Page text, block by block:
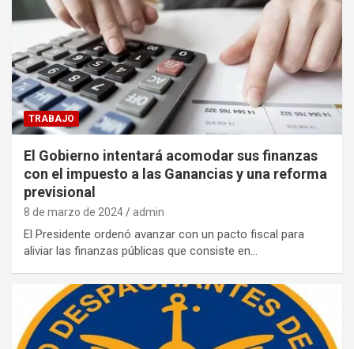
TRABAJO
El Gobierno intentará acomodar sus finanzas
con el impuesto a las Ganancias y una reforma
previsional
8 de marzo de 2024 admin
El Presidente ordenó avanzar con un pacto fiscal para
aliviar las finanzas públicas que consiste en…